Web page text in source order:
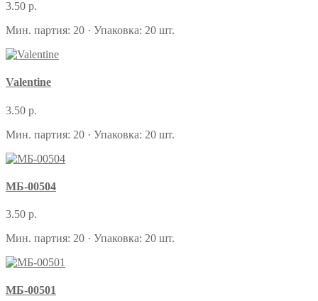
3.50 р.
Мин. партия: 20 · Упаковка: 20 шт.
Valentine
3.50 р.
Мин. партия: 20 · Упаковка: 20 шт.
МБ-00504
3.50 р.
Мин. партия: 20 · Упаковка: 20 шт.
МБ-00501